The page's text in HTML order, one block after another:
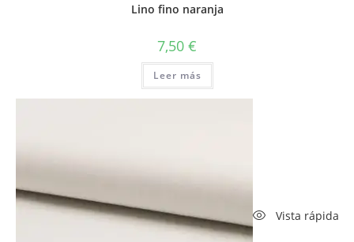
Lino fino naranja
7,50 €
Leer más
Vista rápida